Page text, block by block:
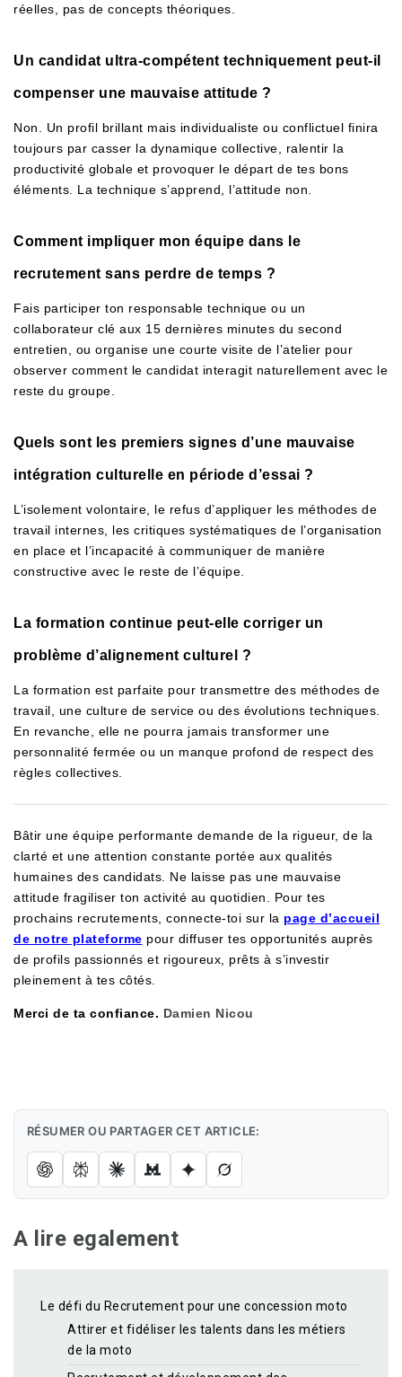
réelles, pas de concepts théoriques.
Un candidat ultra-compétent techniquement peut-il
compenser une mauvaise attitude ?
Non. Un profil brillant mais individualiste ou conflictuel finira
toujours par casser la dynamique collective, ralentir la
productivité globale et provoquer le départ de tes bons
éléments. La technique s’apprend, l’attitude non.
Comment impliquer mon équipe dans le
recrutement sans perdre de temps ?
Fais participer ton responsable technique ou un
collaborateur clé aux 15 dernières minutes du second
entretien, ou organise une courte visite de l’atelier pour
observer comment le candidat interagit naturellement avec le
reste du groupe.
Quels sont les premiers signes d’une mauvaise
intégration culturelle en période d’essai ?
L’isolement volontaire, le refus d’appliquer les méthodes de
travail internes, les critiques systématiques de l’organisation
en place et l’incapacité à communiquer de manière
constructive avec le reste de l’équipe.
La formation continue peut-elle corriger un
problème d’alignement culturel ?
La formation est parfaite pour transmettre des méthodes de
travail, une culture de service ou des évolutions techniques.
En revanche, elle ne pourra jamais transformer une
personnalité fermée ou un manque profond de respect des
règles collectives.
Bâtir une équipe performante demande de la rigueur, de la
clarté et une attention constante portée aux qualités
humaines des candidats. Ne laisse pas une mauvaise
attitude fragiliser ton activité au quotidien. Pour tes
prochains recrutements, connecte-toi sur la page d’accueil
de notre plateforme pour diffuser tes opportunités auprès
de profils passionnés et rigoureux, prêts à s’investir
pleinement à tes côtés.
Merci de ta confiance. Damien Nicou
RÉSUMER OU PARTAGER CET ARTICLE:
A lire egalement
Le défi du Recrutement pour une concession moto
Attirer et fidéliser les talents dans les métiers
de la moto